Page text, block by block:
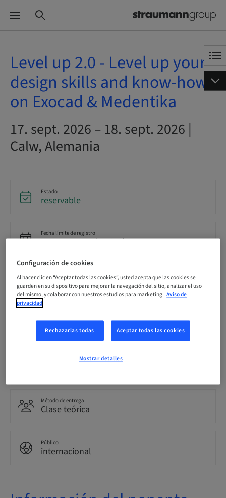
Level up 2.0 - Level up your
design skills and know-how
on Exocad & Medentika
17. sept. 2026 – 18. sept. 2026 |
Calw, Alemania
Estado
reservable
Fecha límite de registro
15. sept. 2026 (UTC+1)
Precio por participante (se aplican impuestos locales)
EUR 850.00
Inglés
Método de entrega
Clase teórica
Público
internacional
Configuración de cookies
Al hacer clic en “Aceptar todas las cookies”, usted acepta que las cookies se
guarden en su dispositivo para mejorar la navegación del sitio, analizar el uso
del mismo, y colaborar con nuestros estudios para marketing. Aviso de
privacidad
Rechazarlas todas Aceptar todas las cookies
Mostrar detalles